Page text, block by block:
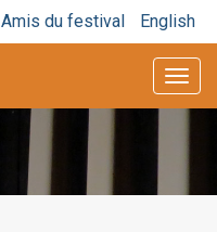
Amis du festival English